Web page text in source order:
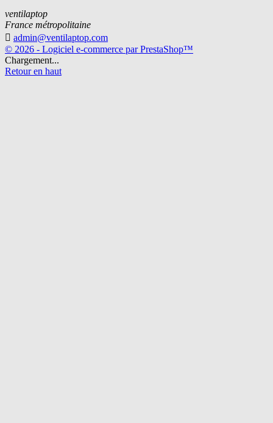
ventilaptop
France métropolitaine
 admin@ventilaptop.com
© 2026 - Logiciel e-commerce par PrestaShop™
Chargement...
Retour en haut